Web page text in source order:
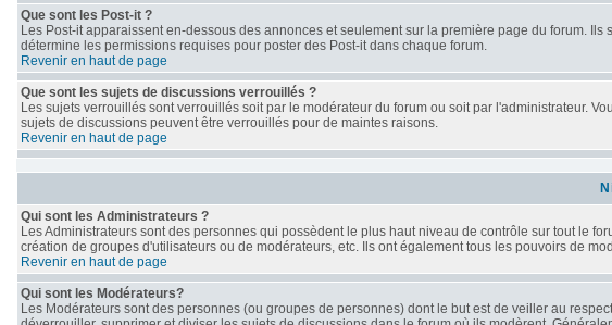
Que sont les Post-it ?
Les Post-it apparaissent en-dessous des annonces et seulement sur la première page du forum.
détermine les permissions requises pour poster des Post-it dans chaque forum.
Revenir en haut de page
Que sont les sujets de discussions verrouillés ?
Les sujets verrouillés sont verrouillés soit par le modérateur du forum ou soit par l'administrateur.
sujets de discussions peuvent être verrouillés pour de maintes raisons.
Revenir en haut de page
Qui sont les Administrateurs ?
Les Administrateurs sont des personnes qui possèdent le plus haut niveau de contrôle sur tout le
création de groupes d'utilisateurs ou de modérateurs, etc. Ils ont également tous les pouvoirs de
Revenir en haut de page
Qui sont les Modérateurs?
Les Modérateurs sont des personnes (ou groupes de personnes) dont le but est de veiller au